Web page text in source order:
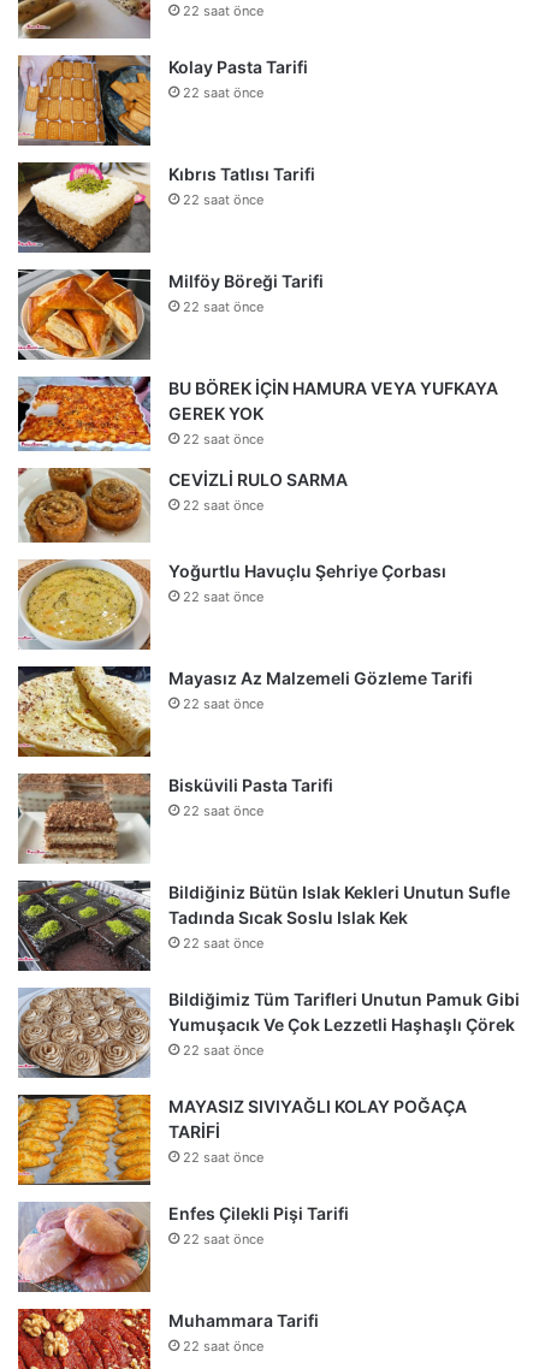
22 saat önce
Kolay Pasta Tarifi
22 saat önce
Kıbrıs Tatlısı Tarifi
22 saat önce
Milföy Böreği Tarifi
22 saat önce
BU BÖREK İÇİN HAMURA VEYA YUFKAYA
GEREK YOK
22 saat önce
CEVİZLİ RULO SARMA
22 saat önce
Yoğurtlu Havuçlu Şehriye Çorbası
22 saat önce
Mayasız Az Malzemeli Gözleme Tarifi
22 saat önce
Bisküvili Pasta Tarifi
22 saat önce
Bildiğiniz Bütün Islak Kekleri Unutun Sufle
Tadında Sıcak Soslu Islak Kek
22 saat önce
Bildiğimiz Tüm Tarifleri Unutun Pamuk Gibi
Yumuşacık Ve Çok Lezzetli Haşhaşlı Çörek
22 saat önce
MAYASIZ SIVIYAĞLI KOLAY POĞAÇA
TARİFİ
22 saat önce
Enfes Çilekli Pişi Tarifi
22 saat önce
Muhammara Tarifi
22 saat önce